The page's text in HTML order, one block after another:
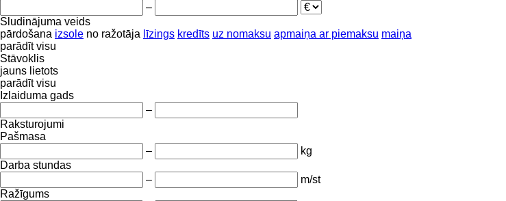
–
Sludinājuma veids
pārdošana izsole no ražotāja līzings kredīts uz nomaksu apmaiņa ar piemaksu maiņa
parādīt visu
Stāvoklis
jauns lietots
parādīt visu
Izlaiduma gads
–
Raksturojumi
Pašmasa
–
kg
Darba stundas
–
m/st
Ražīgums